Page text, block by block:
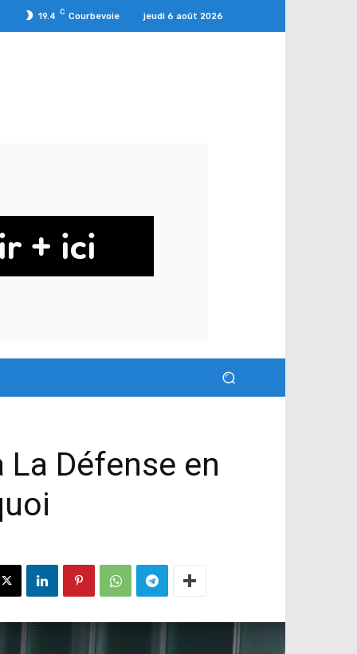
19.4 C Courbevoie jeudi 6 août 2026
Défense en